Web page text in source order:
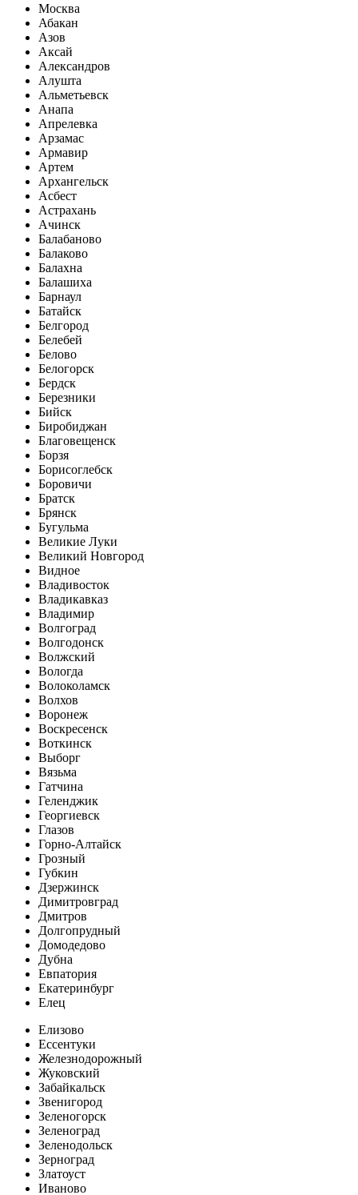
Москва
Абакан
Азов
Аксай
Александров
Алушта
Альметьевск
Анапа
Апрелевка
Арзамас
Армавир
Артем
Архангельск
Асбест
Астрахань
Ачинск
Балабаново
Балаково
Балахна
Балашиха
Барнаул
Батайск
Белгород
Белебей
Белово
Белогорск
Бердск
Березники
Бийск
Биробиджан
Благовещенск
Борзя
Борисоглебск
Боровичи
Братск
Брянск
Бугульма
Великие Луки
Великий Новгород
Видное
Владивосток
Владикавказ
Владимир
Волгоград
Волгодонск
Волжский
Вологда
Волоколамск
Волхов
Воронеж
Воскресенск
Воткинск
Выборг
Вязьма
Гатчина
Геленджик
Георгиевск
Глазов
Горно-Алтайск
Грозный
Губкин
Дзержинск
Димитровград
Дмитров
Долгопрудный
Домодедово
Дубна
Евпатория
Екатеринбург
Елец
Елизово
Ессентуки
Железнодорожный
Жуковский
Забайкальск
Звенигород
Зеленогорск
Зеленоград
Зеленодольск
Зерноград
Златоуст
Иваново